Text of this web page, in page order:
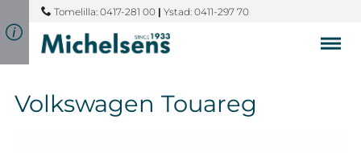
Tomelilla: 0417-281 00 | Ystad: 0411-297 70
Volkswagen Touareg